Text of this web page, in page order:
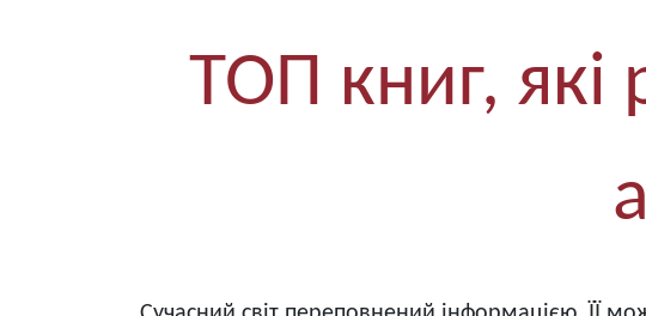
ТОП книг,